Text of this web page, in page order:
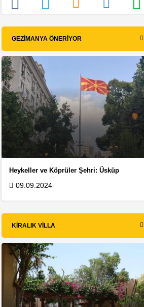
GEZIMANYA ÖNERIYOR
Heykeller ve Köprüler Şehri: Üsküp
09.09.2024
KIRALIK VILLA